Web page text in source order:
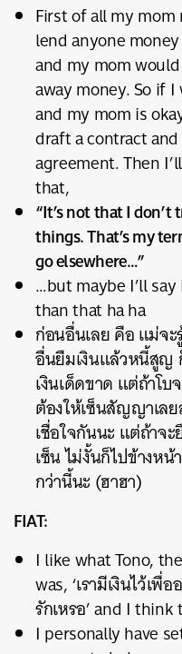
First of all my
lend anyone
and my mom
away money. So if
and my mom is
draft a contract
agreement. Then
that,
“It’s not that I
things. That’s my
go elsewhere…”
…but maybe I’ll
than that ha ha
ก่อนอื่นเลย คือ แม่จะ
อื่นยืมเงินแล้วหนี้สูญ
เงินเด็ดขาด แต่ถ้าโ
ต้องให้เซ็นสัญญาเล
เชื่อใจกันนะ แต่ถ้าจ
เซ็น ไม่งั้นก็ไปข้างห
กว่านี้นะ (ฮาฮา)
FIAT:
I like what Tono,
was, ‘เรามีเงินไว้เพื่
รักเหรอ’ and I think
I personally have